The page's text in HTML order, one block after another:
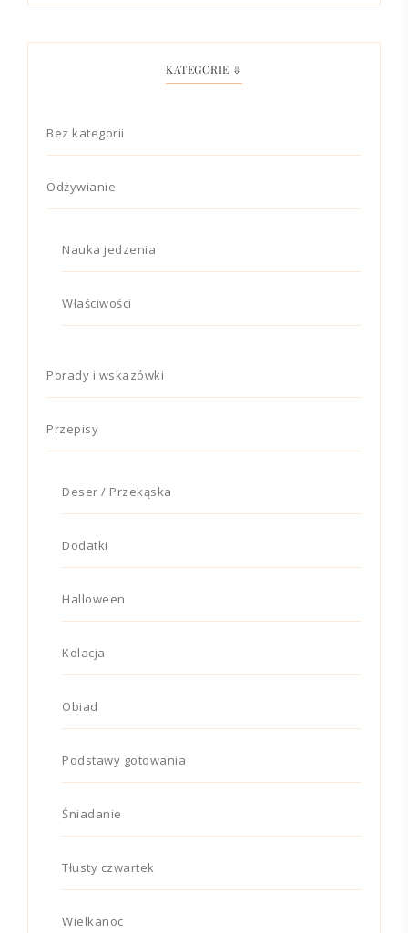
KATEGORIE ⇩
Bez kategorii
Odżywianie
Nauka jedzenia
Właściwości
Porady i wskazówki
Przepisy
Deser / Przekąska
Dodatki
Halloween
Kolacja
Obiad
Podstawy gotowania
Śniadanie
Tłusty czwartek
Wielkanoc